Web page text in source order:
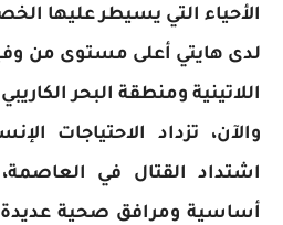
الأحياء التي يسيطر عليها
لدى هايتي أعلى مستوى من
اللاتينية ومنطقة البحر
والآن، تزداد الاحتياجات
اشتداد القتال في
أساسية ومرافق صحية